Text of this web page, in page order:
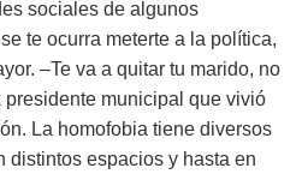
sociales de algunos
te ocurra meterte a la política,
–Te va a quitar tu marido, no
municipal que vivió
La homofobia tiene diversos
distintos espacios y hasta en